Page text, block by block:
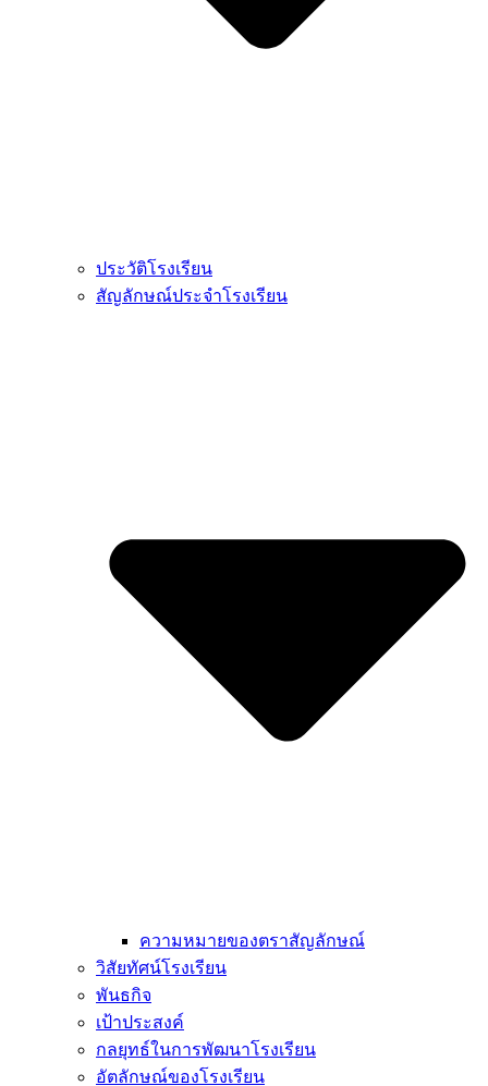
ประวัติโรงเรียน
สัญลักษณ์ประจำโรงเรียน
ความหมายของตราสัญลักษณ์
วิสัยทัศน์โรงเรียน
พันธกิจ
เป้าประสงค์
กลยุทธ์ในการพัฒนาโรงเรียน
อัตลักษณ์ของโรงเรียน